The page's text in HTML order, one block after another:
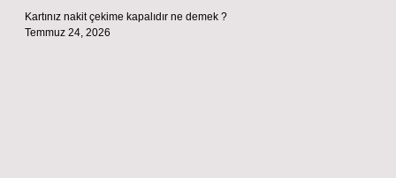
Kartınız nakit çekime kapalıdır ne demek ?
Temmuz 24, 2026